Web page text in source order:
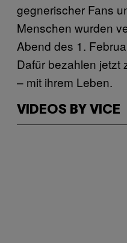
gegnerischer Fans
Menschen wurden
Abend des 1.
Dafür bezahlen jetzt
– mit ihrem Leben.
VIDEOS BY VICE